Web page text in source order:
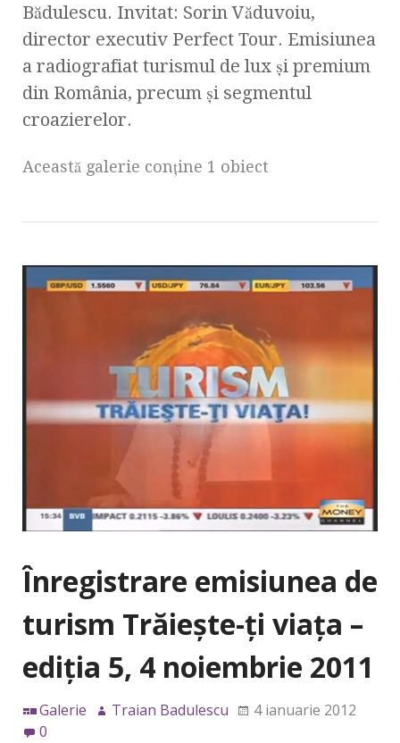
Bădulescu. Invitat: Sorin Văduvoiu,
director executiv Perfect Tour. Emisiunea
a radiografiat turismul de lux şi premium
din România, precum şi segmentul
croazierelor.
Această galerie conţine 1 obiect
Înregistrare emisiunea de
turism Trăieşte-ţi viaţa –
ediţia 5, 4 noiembrie 2011
Galerie Traian Badulescu
4 ianuarie 2012
0